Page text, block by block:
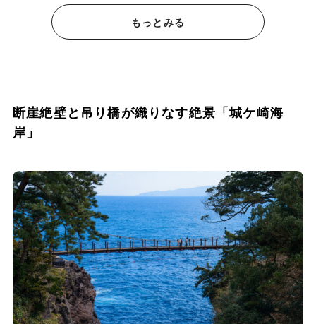
もっとみる
断崖絶壁と吊り橋が織りなす絶景「城ケ崎海
岸」